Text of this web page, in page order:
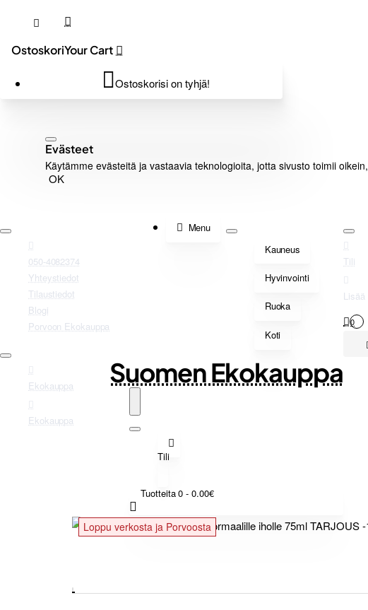
Ostoskori
Ostoskorisi on tyhjä!
Evästeet
Käytämme evästeitä ja vastaavia teknologioita, jotta sivusto toimii
OK
050-4082374
Yhteystiedot
Tilaustiedot
Blogi
Porvoon Ekokauppa
Ekokauppa
Ekokauppa
Menu
Kauneus
Hyvinvointi
Ruoka
Koti
Suomen Ekokauppa
Tili
Tuotteita 0 - 0.00€
Tili
Lisää
0
Loppu verkosta ja Porvoosta